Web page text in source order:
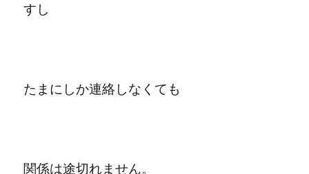
すし
たまにしか連絡しなくても
関係は途切れません。